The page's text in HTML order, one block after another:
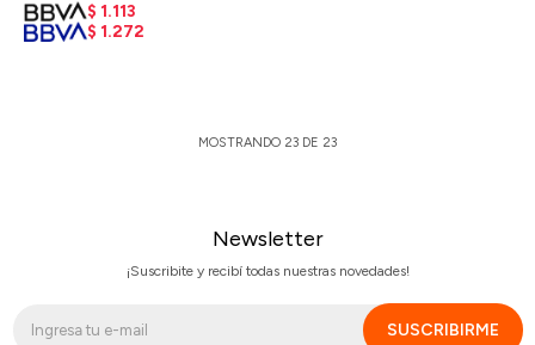
$ 1.113
$ 1.272
MOSTRANDO 23 DE 23
Newsletter
¡Suscribite y recibí todas nuestras novedades!
SUSCRIBIRME